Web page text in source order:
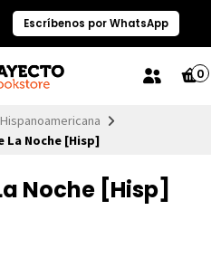
Escríbenos por WhatsApp
0
La Noche [Hisp]
Noche [Hisp]